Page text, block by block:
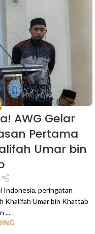
AWG Gelar
Pertama
Umar bin
Indonesia, peringatan
Khalifah Umar bin Khattab
...